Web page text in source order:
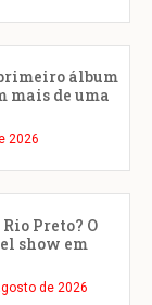
álbum
mais de uma
2026
Preto? O
show em
de 2026